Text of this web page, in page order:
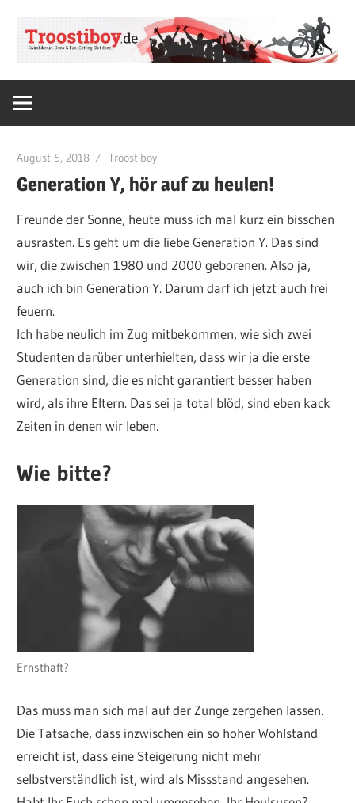
Inhalt
Troostiboy.de
Drink
Getting
Shit
August 5, 2018 Troostiboy
Generation Y, hör auf zu heulen!
Freunde der Sonne, heute muss ich mal kurz ein bisschen
ausrasten. Es geht um die liebe Generation Y. Das sind
wir, die zwischen 1980 und 2000 geborenen. Also ja,
auch ich bin Generation Y. Darum darf ich jetzt auch frei
feuern.
Ich habe neulich im Zug mitbekommen, wie sich zwei
Studenten darüber unterhielten, dass wir ja die erste
Generation sind, die es nicht garantiert besser haben
wird, als ihre Eltern. Das sei ja total blöd, sind eben kack
Zeiten in denen wir leben.
Wie bitte?
Ernsthaft?
Das muss man sich mal auf der Zunge zergehen lassen.
Die Tatsache, dass inzwischen ein so hoher Wohlstand
erreicht ist, dass eine Steigerung nicht mehr
selbstverständlich ist, wird als Missstand angesehen.